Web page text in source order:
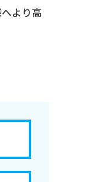
より高